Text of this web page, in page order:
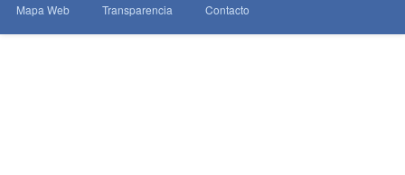
Mapa Web Transparencia Contacto